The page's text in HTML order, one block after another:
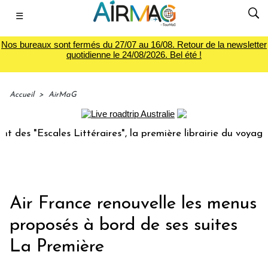
☰
Nos bureaux sont fermés du 27/07 au 16/08. Retour de la newsletter
quotidienne le 24/08/2026. Bel été !
Accueil > AirMaG
Littéraires", la première librairie du voyage Le
Air France renouvelle les menus
proposés à bord de ses suites
La Première